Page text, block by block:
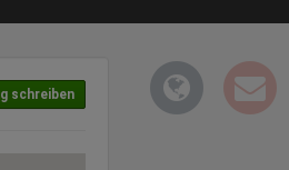
schreiben